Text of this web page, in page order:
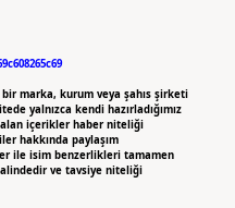
marka, kurum veya şahıs şirketi
yalnızca kendi hazırladığımız
alan içerikler haber niteliği
hakkında paylaşım
ile isim benzerlikleri tamamen
ve tavsiye niteliği